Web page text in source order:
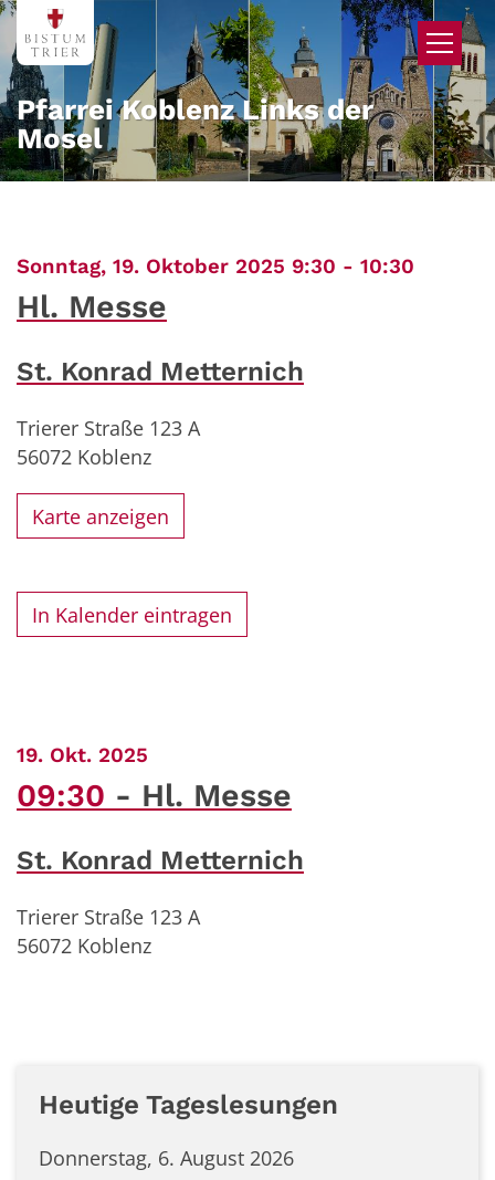
Zum Inhalt springen
Pfarrei Koblenz Links der
Mosel
Sonntag, 19. Oktober 2025 9:30 - 10:30
Hl. Messe
St. Konrad Metternich
Trierer Straße 123 A
56072 Koblenz
Karte anzeigen
In Kalender eintragen
19. Okt. 2025
09:30 Hl. Messe
St. Konrad Metternich
Trierer Straße 123 A
56072 Koblenz
Heutige Tageslesungen
Donnerstag, 6. August 2026